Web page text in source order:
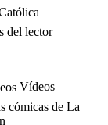
del lector
Vídeos